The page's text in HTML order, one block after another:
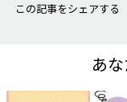
この記事をシェアする
あ